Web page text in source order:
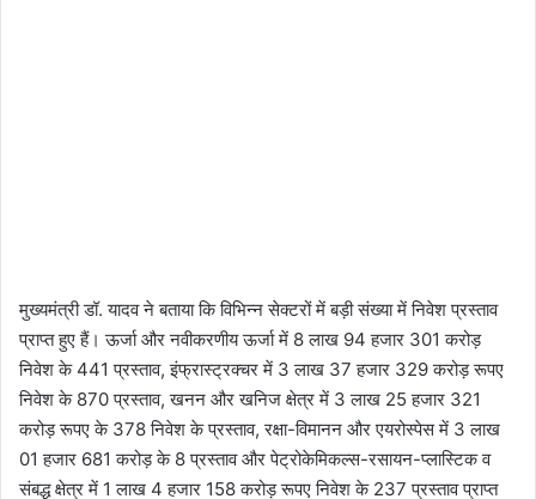
मुख्यमंत्री डॉ. यादव ने बताया कि विभिन्न सेक्टरों में बड़ी संख्या में निवेश प्रस्ताव
प्राप्त हुए हैं। ऊर्जा और नवीकरणीय ऊर्जा में 8 लाख 94 हजार 301 करोड़
निवेश के 441 प्रस्ताव, इंफ्रास्ट्रक्चर में 3 लाख 37 हजार 329 करोड़ रूपए
निवेश के 870 प्रस्ताव, खनन और खनिज क्षेत्र में 3 लाख 25 हजार 321
करोड़ रूपए के 378 निवेश के प्रस्ताव, रक्षा-विमानन और एयरोस्पेस में 3 लाख
01 हजार 681 करोड़ के 8 प्रस्ताव और पेट्रोकेमिकल्स-रसायन-प्लास्टिक व
संबद्ध क्षेत्र में 1 लाख 4 हजार 158 करोड़ रूपए निवेश के 237 प्रस्ताव प्राप्त